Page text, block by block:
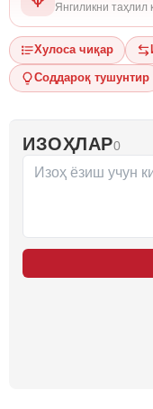
Янгиликни таҳлил
Хулоса чиқар
Соддароқ тушунтир
ИЗОҲЛАР0